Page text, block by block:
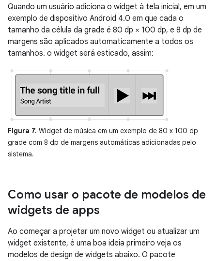
Quando um usuário adiciona o widget à tela inicial, em um
exemplo de dispositivo Android 4.0 em que cada o
tamanho da célula da grade é 80 dp × 100 dp, e 8 dp de
margens são aplicados automaticamente a todos os
tamanhos. o widget será esticado, assim:
Figura 7. Widget de música em um exemplo de 80 x 100 dp
grade com 8 dp de margens automáticas adicionadas pelo
sistema.
Como usar o pacote de modelos de
widgets de apps
Ao começar a projetar um novo widget ou atualizar um
widget existente, é uma boa ideia primeiro veja os
modelos de design de widgets abaixo. O pacote